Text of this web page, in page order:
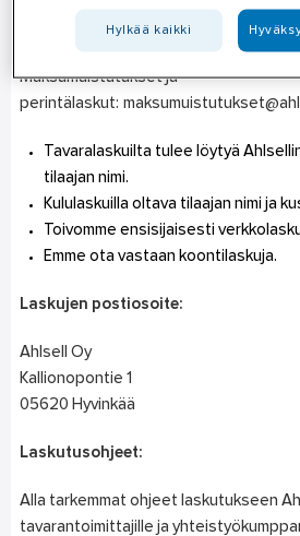
Tavaralaskut: tavaralaskut@ahlsell.fi
Kululaskut: kululaskut@ahlsell.fi
Maksumuistutukset ja
perintälaskut:
Tavaralaskuilta tulee löytyä
tilaajan nimi.
Kululaskuilla oltava tilaajan nimi ja
Toivomme ensisijaisesti
Emme ota vastaan koontilaskuja.
Laskujen postiosoite:
Ahlsell Oy
Kallionopontie 1
05620 Hyvinkää
Laskutusohjeet:
Alla tarkemmat ohjeet laskutukseen
tavarantoimittajille ja
Hylkää kaikki